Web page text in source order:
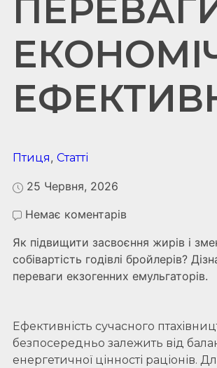
Птиця, Статті
25 Червня, 2026
Немає коментарів
Як підвищити засвоєння жирів і
собівартість годівлі бройлерів?
переваги екзогенних емульгаторів.
Ефективність сучасного
безпосередньо залежить від
енергетичної цінності раціонів.